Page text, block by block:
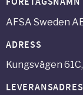
AFSA Sweden
ADRESS
Kungsvägen